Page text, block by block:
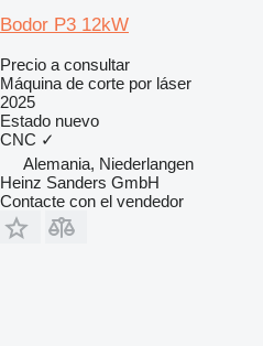
Bodor P3 12kW
Precio a consultar
Máquina de corte por láser
2025
Estado nuevo
CNC ✓
Alemania, Niederlangen
Heinz Sanders GmbH
Contacte con el vendedor